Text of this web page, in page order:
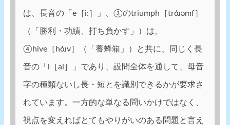
は、長音の「e［i:］」、③のtriumph［trάɪəmf］
（「勝利・功績、打ち負かす」）は、
④hive［hάɪv］（「養蜂箱」）と共に、同じく長
音の「i［ai］」であり、設問全体を通して、母音
字の種類ないし長・短とを識別できるかが要求さ
れています。一方的な単なる問いかけではなく、
視点を変えればとてもやりがいのある問題と言え